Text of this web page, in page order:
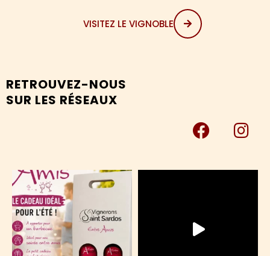
VISITEZ LE VIGNOBLE
RETROUVEZ-NOUS
SUR LES RÉSEAUX